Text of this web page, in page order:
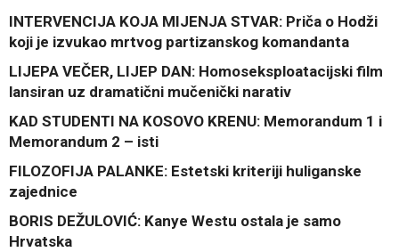
INTERVENCIJA KOJA MIJENJA STVAR: Priča o Hodži
koji je izvukao mrtvog partizanskog komandanta
LIJEPA VEČER, LIJEP DAN: Homoseksploatacijski film
lansiran uz dramatični mučenički narativ
KAD STUDENTI NA KOSOVO KRENU: Memorandum 1 i
Memorandum 2 – isti
FILOZOFIJA PALANKE: Estetski kriteriji huliganske
zajednice
BORIS DEŽULOVIĆ: Kanye Westu ostala je samo
Hrvatska